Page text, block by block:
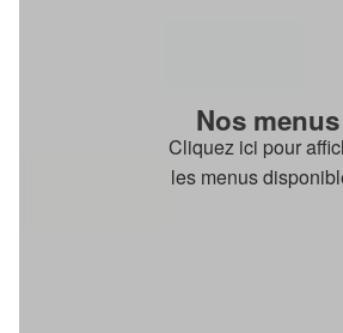
Nos menus
Cliquez ici pour
les menus